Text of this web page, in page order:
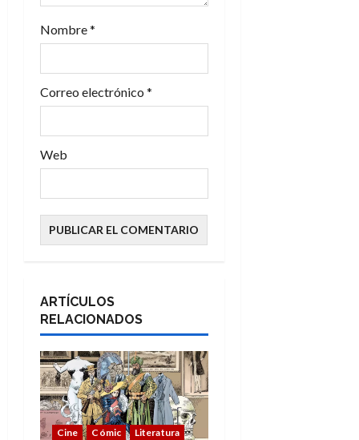
a
d
a
Nombre*
Correo electrónico *
Web
ARTÍCULOS
RELACIONADOS
Cine Cómic Literatura